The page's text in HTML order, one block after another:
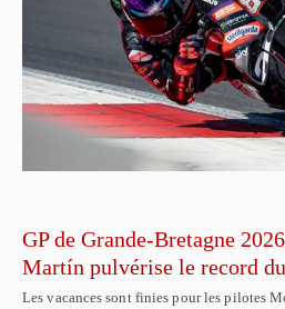
GP de Grande-Bretagne
Martín pulvérise le record
Les vacances sont finies pour les pilotes